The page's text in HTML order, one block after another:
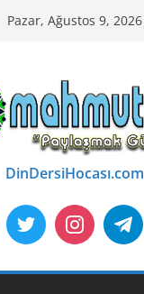
Pazar, Ağustos 9, 2026
DinDersiHocası.com